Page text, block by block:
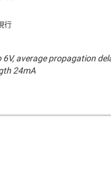
6V, average propagation
24mA